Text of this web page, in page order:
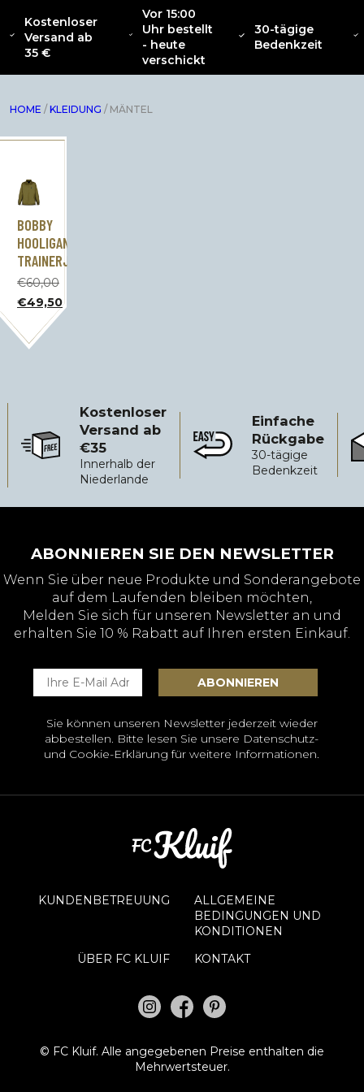
Kostenloser
Versand ab
35 €
Vor 15:00
Uhr bestellt
- heute
verschickt
30-tägige
Bedenkzeit
ÜBER NEU
SAMMLUNG
CATENACCIO
BEKLEIDUNG INTERIOR
HOME / KLEIDUNG / MÄNTEL
BOBBY
HOOLIGAN
TRAINERJACKE
€60,00
Der
ursprüngliche
Preis
betrug:
€49,50
Der
aktuelle
Preis
Kostenloser
Versand ab
€35
Innerhalb der
Niederlande
Kostenloser Versand ab €35
Einfache
Rückgabe
30-tägige
Bedenkzeit
Einfache Rückgabe
ABONNIEREN SIE DEN NEWSLETTER
Wenn Sie über neue Produkte und Sonderangebote
auf dem Laufenden bleiben möchten,
Melden Sie sich für unseren Newsletter an und
erhalten Sie 10 % Rabatt auf Ihren ersten Einkauf.
Sie können unseren Newsletter jederzeit wieder
abbestellen. Bitte lesen Sie unsere Datenschutz-
und Cookie-Erklärung für weitere Informationen.
KUNDENBETREUUNG
ALLGEMEINE
BEDINGUNGEN UND
KONDITIONEN
ÜBER FC KLUIF
KONTAKT
© FC Kluif. Alle angegebenen Preise enthalten die
Mehrwertsteuer.